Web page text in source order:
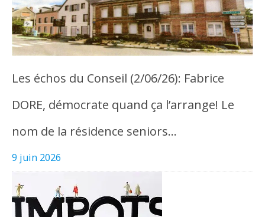
Les échos du Conseil (2/06/26): Fabrice
DORE, démocrate quand ça l’arrange! Le
nom de la résidence seniors…
9 juin 2026